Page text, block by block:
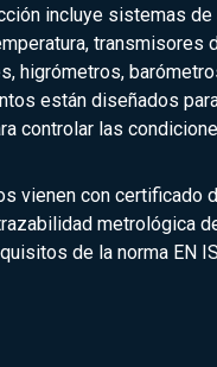
incluye sistemas
transmisores
higrómetros,
están diseñados
controlar las
vienen con certificado
metrológica
de la norma EN